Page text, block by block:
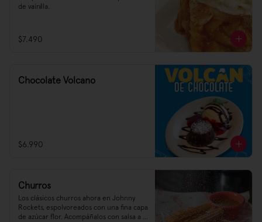
de vainilla.
$7.490
Chocolate Volcano
$6.990
Churros
Los clásicos churros ahora en Johnny
Rockets, espolvoreados con una fina capa
de azúcar flor. Acompáñalos con salsa a